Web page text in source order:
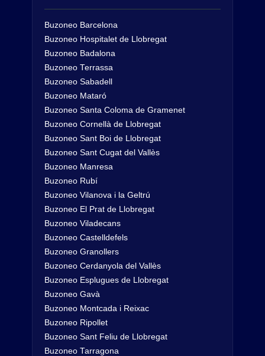
Buzoneo Barcelona
Buzoneo Hospitalet de Llobregat
Buzoneo Badalona
Buzoneo Terrassa
Buzoneo Sabadell
Buzoneo Mataró
Buzoneo Santa Coloma de Gramenet
Buzoneo Cornellà de Llobregat
Buzoneo Sant Boi de Llobregat
Buzoneo Sant Cugat del Vallès
Buzoneo Manresa
Buzoneo Rubí
Buzoneo Vilanova i la Geltrú
Buzoneo El Prat de Llobregat
Buzoneo Viladecans
Buzoneo Castelldefels
Buzoneo Granollers
Buzoneo Cerdanyola del Vallès
Buzoneo Esplugues de Llobregat
Buzoneo Gavà
Buzoneo Montcada i Reixac
Buzoneo Ripollet
Buzoneo Sant Feliu de Llobregat
Buzoneo Tarragona